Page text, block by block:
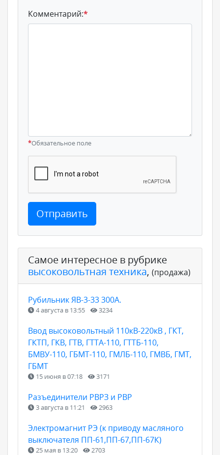
Комментарий:*
*Обязательное поле
Отправить
Самое интересное в рубрике
высоковольтная техника, (продажа)
Рубильник ЯВ-3-33 300А.
4 августа в 13:55 3234
Ввод высоковольтный 110кВ-220кВ , ГКТ,
ГКТП, ГКВ, ГТВ, ГТТА-110, ГТТБ-110,
БМВУ-110, ГБМТ-110, ГМЛБ-110, ГМВБ, ГМТ,
ГБМТ
15 июня в 07:18 3171
Разъединители РВРЗ и РВР
3 августа в 11:21 2963
Электромагнит РЭ (к приводу масляного
выключателя ПП-61,ПП-67,ПП-67К)
25 мая в 13:20 2703